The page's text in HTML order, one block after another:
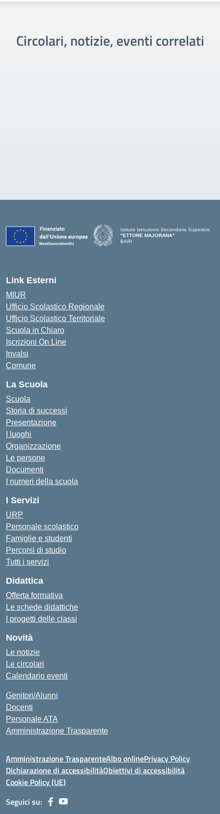
Circolari, notizie, eventi correlati
Istituto Istruzione Secondaria Superiore
"ETTORE MAJORANA"
BARI
Link Esterni
MIUR
Ufficio Scolastico Regionale
Ufficio Scolastico Territoriale
Scuola in Chiaro
Iscrizioni On Line
Invalsi
Comune
La Scuola
Scuola
Storia di successi
Presentazione
I luoghi
Organizzazione
Le persone
Documenti
I numeri della scuola
I Servizi
URP
Personale scolastico
Famiglie e studenti
Percorsi di studio
Tutti i servizi
Didattica
Offerta formativa
Le schede didattiche
I progetti delle classi
Novità
Le notizie
Le circolari
Calendario eventi
Genitori/Alunni
Docenti
Personale ATA
Amministrazione Trasparente
Amministrazione TrasparenteAlbo onlinePrivacy Policy
Dichiarazione di accessibilitàObiettivi di accessibilità
Cookie Policy (UE)
Seguici su: